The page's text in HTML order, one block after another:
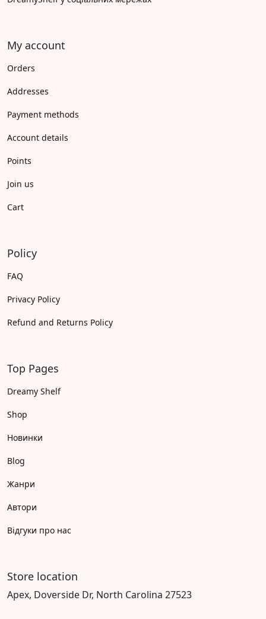
My account
Orders
Addresses
Payment methods
Account details
Points
Join us
Cart
Policy
FAQ
Privacy Policy
Refund and Returns Policy
Top Pages
Dreamy Shelf
Shop
Новинки
Blog
Жанри
Автори
Відгуки про нас
Store location
Apex, Doverside Dr, North Carolina 27523